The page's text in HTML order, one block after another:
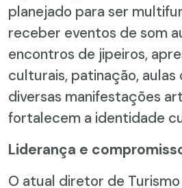
planejado para ser
receber eventos de som
encontros de jipeiros,
culturais, patinação, aulas
diversas manifestações
fortalecem a identidade
Liderança e
O atual diretor de